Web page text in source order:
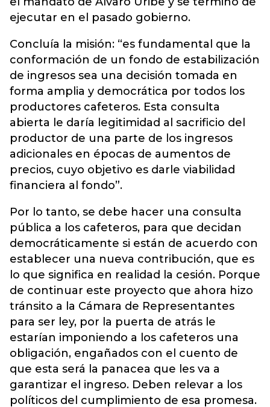
ejecutar en el pasado gobierno.
Concluía la misión: “es fundamental que la
conformación de un fondo de estabilización
de ingresos sea una decisión tomada en
forma amplia y democrática por todos los
productores cafeteros. Esta consulta
abierta le daría legitimidad al sacrificio del
productor de una parte de los ingresos
adicionales en épocas de aumentos de
precios, cuyo objetivo es darle viabilidad
financiera al fondo”.
Por lo tanto, se debe hacer una consulta
pública a los cafeteros, para que decidan
democráticamente si están de acuerdo con
establecer una nueva contribución, que es
lo que significa en realidad la cesión. Porque
de continuar este proyecto que ahora hizo
tránsito a la Cámara de Representantes
para ser ley, por la puerta de atrás le
estarían imponiendo a los cafeteros una
obligación, engañados con el cuento de
que esta será la panacea que les va a
garantizar el ingreso. Deben relevar a los
políticos del cumplimiento de esa promesa.